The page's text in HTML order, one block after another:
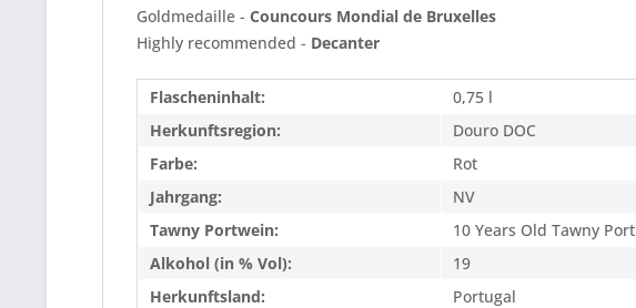
Goldmedaille - Councours Mondial de Bruxelles
Highly recommended - Decanter
Flascheninhalt:
0,75 l
Herkunftsregion:
Douro DOC
Farbe:
Rot
Jahrgang:
NV
Tawny Portwein:
10 Years Old Tawny Port
Alkohol (in % Vol):
19
Herkunftsland:
Portugal